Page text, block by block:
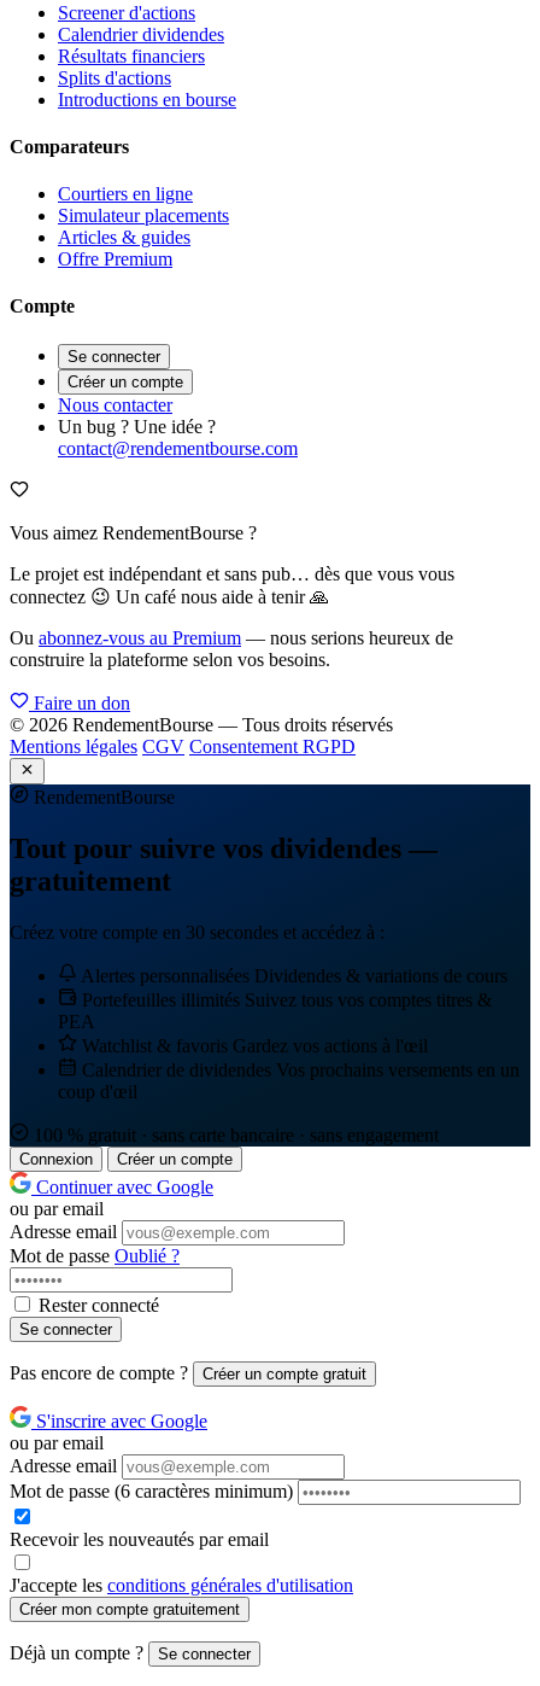
Screener d'actions
Calendrier dividendes
Résultats financiers
Splits d'actions
Introductions en bourse
Comparateurs
Courtiers en ligne
Simulateur placements
Articles & guides
Offre Premium
Compte
Se connecter
Créer un compte
Nous contacter
Un bug ? Une idée ?
contact@rendementbourse.com
Vous aimez RendementBourse ?
Le projet est indépendant et sans pub… dès que vous vous
connectez 😉 Un café nous aide à tenir 🙏
Ou abonnez-vous au Premium — nous serions heureux de
construire la plateforme selon vos besoins.
Faire un don
© 2026 RendementBourse — Tous droits réservés
Mentions légales CGV Consentement RGPD
RendementBourse
Tout pour suivre vos dividendes —
gratuitement
Créez votre compte en 30 secondes et accédez à :
Alertes personnalisées Dividendes & variations de cours
Portefeuilles illimités Suivez tous vos comptes titres &
PEA
Watchlist & favoris Gardez vos actions à l'œil
Calendrier de dividendes Vos prochains versements en un
coup d'œil
100 % gratuit · sans carte bancaire · sans engagement
Connexion Créer un compte
Continuer avec Google
ou par email
Adresse email
Mot de passe Oublié ?
Rester connecté
Se connecter
Pas encore de compte ? Créer un compte gratuit
S'inscrire avec Google
ou par email
Adresse email
Mot de passe (6 caractères minimum)
Recevoir les nouveautés par email
J'accepte les conditions générales d'utilisation
Créer mon compte gratuitement
Déjà un compte ? Se connecter